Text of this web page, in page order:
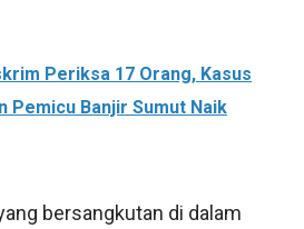
Periksa 17 Orang, Kasus
Pemicu Banjir Sumut Naik
bersangkutan di dalam